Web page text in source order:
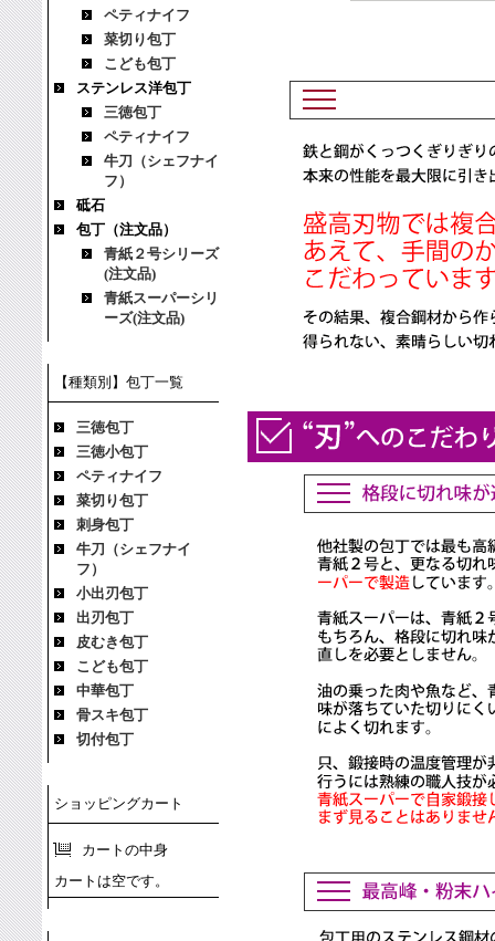
ペティナイフ
菜切り包丁
こども包丁
ステンレス洋包丁
三徳包丁
ペティナイフ
牛刀（シェフナイ
フ）
砥石
包丁（注文品）
青紙２号シリーズ
(注文品)
青紙スーパーシリ
ーズ(注文品)
【種類別】包丁一覧
三徳包丁
三徳小包丁
ペティナイフ
菜切り包丁
刺身包丁
牛刀（シェフナイ
フ）
小出刃包丁
出刃包丁
皮むき包丁
こども包丁
中華包丁
骨スキ包丁
切付包丁
ショッピングカート
カートの中身
カートは空です。